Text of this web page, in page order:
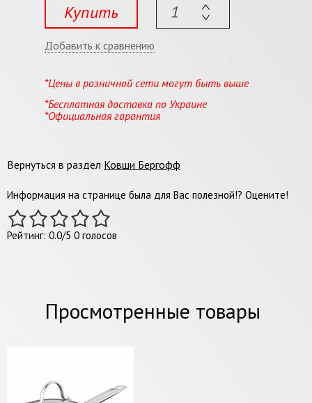
Купить
Добавить к сравнению
*Цены в розничной сети могут быть выше
*Бесплатная доставка по Украине
*Официальная гарантия
Вернуться в раздел Ковши Бергофф
Информация на странице была для Вас полезной!? Оцените!
Рейтинг: 0.0/5 0 голосов
Просмотренные товары